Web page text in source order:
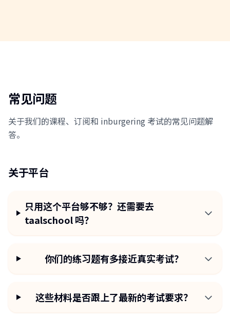
常见问题
关于我们的课程、订阅和 inburgering 考试的常见问题解
答。
关于平台
只用这个平台够不够？还需要去
taalschool 吗？
你们的练习题有多接近真实考试？
这些材料是否跟上了最新的考试要求？